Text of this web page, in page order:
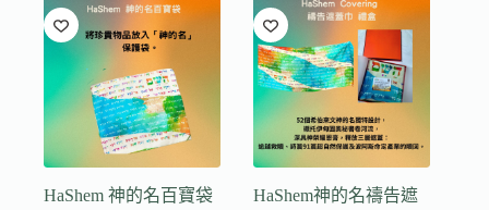
HaShem 神的名百寶袋
HaShem神的名禱告遮